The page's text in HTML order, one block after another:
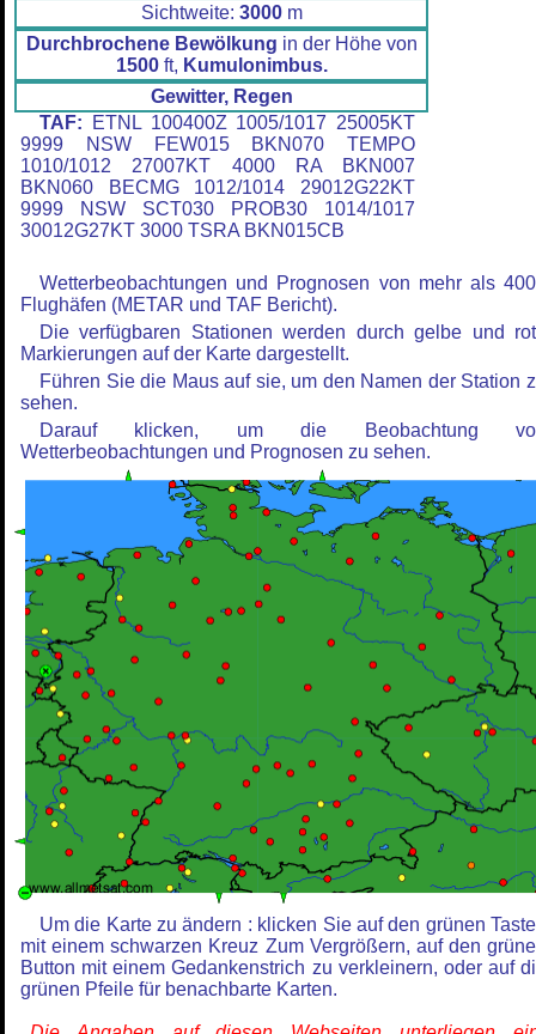
Sichtweite: 3000m
Durchbrochene Bewölkung in der Höhe von
1500ft, Kumulonimbus.
Gewitter, Regen
TAF: ETNL 100400Z 1005/1017 25005KT
9999 NSW FEW015 BKN070 TEMPO
1010/1012 27007KT 4000 RA BKN007
BKN060 BECMG 1012/1014 29012G22KT
9999 NSW SCT030 PROB30 1014/1017
30012G27KT 3000 TSRA BKN015CB
Wetterbeobachtungen und Prognosen von mehr als
Flughäfen (METAR und TAF Bericht).
Die verfügbaren Stationen werden durch gelbe und
Markierungen auf der Karte dargestellt.
Führen Sie die Maus auf sie, um den Namen der Station
sehen.
Darauf klicken, um die Beobachtung
Wetterbeobachtungen und Prognosen zu sehen.
Um die Karte zu ändern : klicken Sie auf den grünen
mit einem schwarzen Kreuz Zum Vergrößern, auf den
Button mit einem Gedankenstrich zu verkleinern, oder auf
grünen Pfeile für benachbarte Karten.